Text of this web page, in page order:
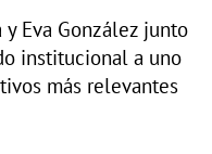
Eva González junto
institucional a uno
más relevantes